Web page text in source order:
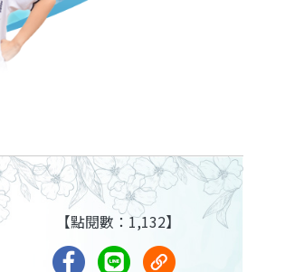
【點閱數：1,132】